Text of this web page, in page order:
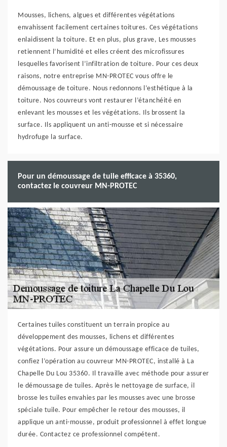
Mousses, lichens, algues et différentes végétations
envahissent facilement certaines toitures. Ces végétations
enlaidissent la toiture. Et en plus, plus grave, Les mousses
retiennent l’humidité et elles créent des microfissures
lesquelles favorisent l’infiltration de toiture. Pour ces deux
raisons, notre entreprise MN-PROTEC vous offre le
démoussage de toiture. Nous redonnons l’esthétique à la
toiture. Nos couvreurs vont restaurer l’étanchéité en
enlevant les mousses et les végétations. Ils brossent la
surface. Ils appliquent un anti-mousse et si nécessaire
hydrofuge la surface.
Pour un démoussage de tuile efficace à 35360,
contactez le couvreur MN-PROTEC
Certaines tuiles constituent un terrain propice au
développement des mousses, lichens et différentes
végétations. Pour assure un démoussage efficace de tuiles,
confiez l’opération au couvreur MN-PROTEC, installé à La
Chapelle Du Lou 35360. Il travaille avec méthode pour assurer
le démoussage de tuiles. Après le nettoyage de surface, il
brosse les tuiles envahies par les mousses avec une brosse
spéciale tuile. Pour empêcher le retour des mousses, il
applique un anti-mousse, produit professionnel à effet longue
durée. Contactez ce professionnel compétent.